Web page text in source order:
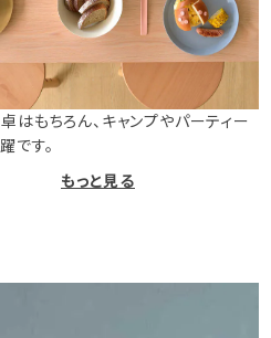
はもちろん、キャンプやパーティー
です。
もっと見る